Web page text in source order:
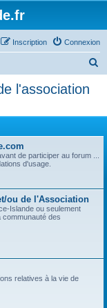
Connexion
Inscription
l'association
de participer au forum ...
d'usage.
ou de l'Association
Islande ou seulement
des
relatives à la vie de